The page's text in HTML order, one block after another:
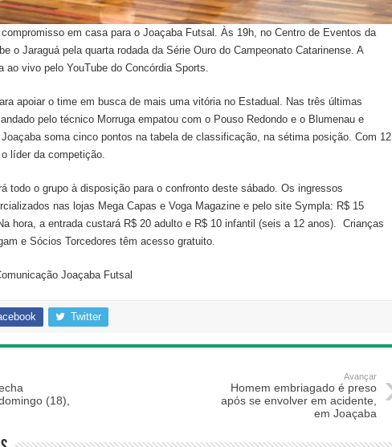
em casa para o Joaçaba Futsal. Às 19h, no Centro de Eventos da
o Jaraguá pela quarta rodada da Série Ouro do Campeonato Catarinense. A
ao vivo pelo YouTube do Concórdia Sports.
apoiar o time em busca de mais uma vitória no Estadual. Nas três últimas
pelo técnico Morruga empatou com o Pouso Redondo e o Blumenau e
soma cinco pontos na tabela de classificação, na sétima posição. Com 12
líder da competição.
todo o grupo à disposição para o confronto deste sábado. Os ingressos
nas lojas Mega Capas e Voga Magazine e pelo site Sympla: R$ 15
hora, a entrada custará R$ 20 adulto e R$ 10 infantil (seis a 12 anos). Crianças
e Sócios Torcedores têm acesso gratuito.
Joaçaba Futsal
Twitter
(18),
Avançar
Homem embriagado é preso
após se envolver em acidente,
em Joaçaba